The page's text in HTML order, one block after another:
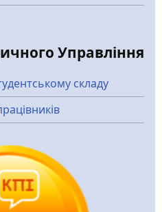
Управління
складу